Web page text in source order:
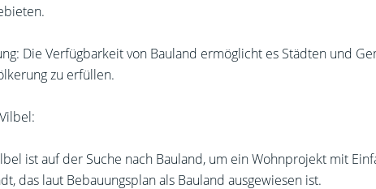
Die Verfügbarkeit von Bauland ermöglicht es Städten und
zu erfüllen.
ist auf der Suche nach Bauland, um ein Wohnprojekt mit
das laut Bebauungsplan als Bauland ausgewiesen ist.